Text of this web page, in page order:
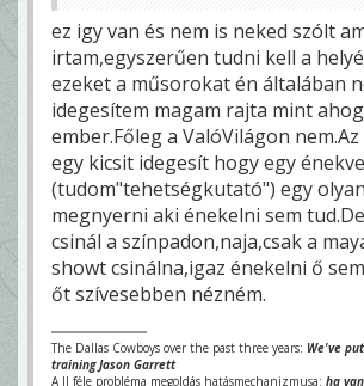
ez igy van és nem is neked szólt
irtam,egyszerűen tudni kell a
ezeket a műsorokat én általában
idegesítem magam rajta mint
ember.Főleg a ValóVilágon
egy kicsit idegesít hogy egy
(tudom"tehetségkutató") egy
megnyerni aki énekelni sem
csinál a színpadon,naja,csak a
showt csinálna,igaz énekelni ő
őt szívesebben nézném.
The Dallas Cowboys over the past three years: We've
training Jason Garrett
A JJ féle probléma megoldás hatásmechanizmusa: ha